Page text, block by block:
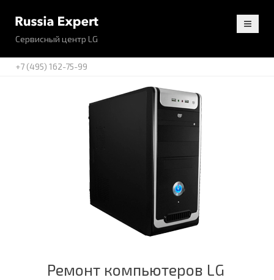
Сервисный центр LG
+7 (495) 162-75-99
Ремонт компьютеров LG